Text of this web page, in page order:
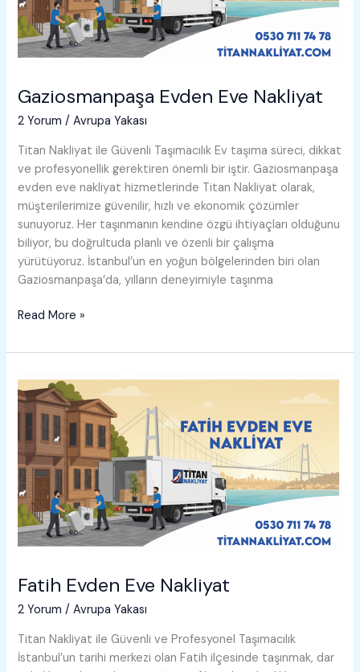
Gaziosmanpaşa Evden Eve Nakliyat
2 Yorum /Avrupa Yakası
Titan Nakliyat ile Güvenli Taşımacılık Ev taşıma süreci, dikkat
ve profesyonellik gerektiren önemli bir iştir. Gaziosmanpaşa
evden eve nakliyat hizmetlerinde Titan Nakliyat olarak,
müşterilerimize güvenilir, hızlı ve ekonomik çözümler
sunuyoruz. Her taşınmanın kendine özgü ihtiyaçları olduğunu
biliyor, bu doğrultuda planlı ve özenli bir çalışma
yürütüyoruz. İstanbul’un en yoğun bölgelerinden biri olan
Gaziosmanpaşa’da, yılların deneyimiyle taşınma
Gaziosmanpaşa
Eve
Read More »
Fatih Evden Eve Nakliyat
2 Yorum /Avrupa Yakası
Titan Nakliyat ile Güvenli ve Profesyonel Taşımacılık
İstanbul’un tarihi merkezi olan Fatih ilçesinde taşınmak, dar